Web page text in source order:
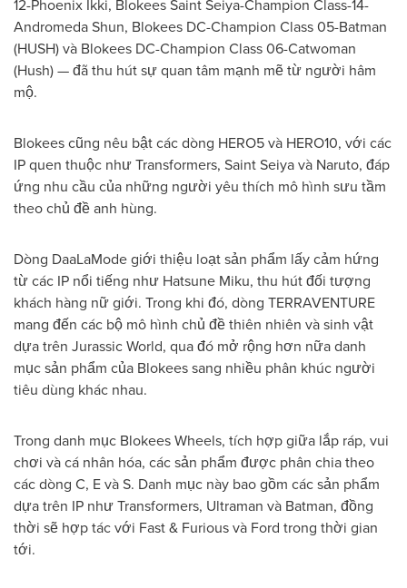
12-Phoenix Ikki, Blokees Saint Seiya-Champion Class-14-
Andromeda Shun, Blokees DC-Champion Class 05-Batman
(HUSH) và Blokees DC-Champion Class 06-Catwoman
(Hush) — đã thu hút sự quan tâm mạnh mẽ từ người hâm
mộ.
Blokees cũng nêu bật các dòng HERO5 và HERO10, với các
IP quen thuộc như Transformers, Saint Seiya và Naruto, đáp
ứng nhu cầu của những người yêu thích mô hình sưu tầm
theo chủ đề anh hùng.
Dòng DaaLaMode giới thiệu loạt sản phẩm lấy cảm hứng
từ các IP nổi tiếng như Hatsune Miku, thu hút đối tượng
khách hàng nữ giới. Trong khi đó, dòng TERRAVENTURE
mang đến các bộ mô hình chủ đề thiên nhiên và sinh vật
dựa trên Jurassic World, qua đó mở rộng hơn nữa danh
mục sản phẩm của Blokees sang nhiều phân khúc người
tiêu dùng khác nhau.
Trong danh mục Blokees Wheels, tích hợp giữa lắp ráp, vui
chơi và cá nhân hóa, các sản phẩm được phân chia theo
các dòng C, E và S. Danh mục này bao gồm các sản phẩm
dựa trên IP như Transformers, Ultraman và Batman, đồng
thời sẽ hợp tác với Fast & Furious và Ford trong thời gian
tới.